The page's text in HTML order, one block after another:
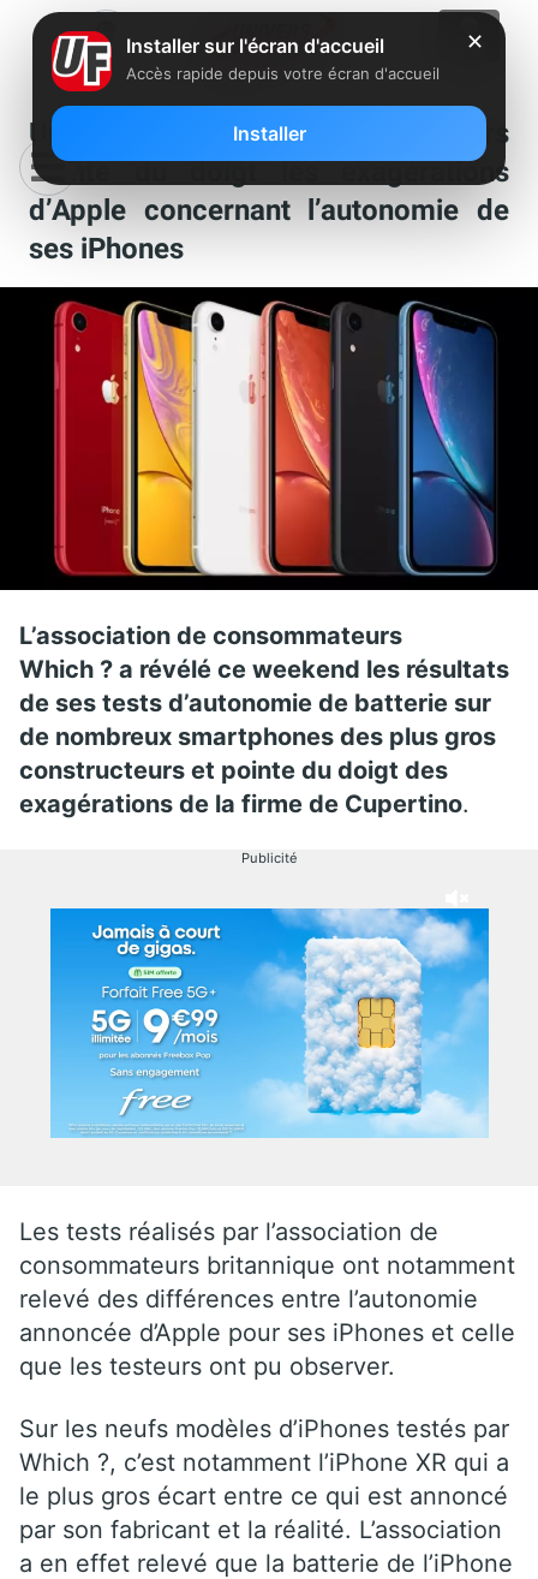
Une association de consommateurs
pointe du doigt les exagérations
d’Apple concernant l’autonomie de
ses iPhones
L’association de consommateurs
Which ? a révélé ce weekend les résultats
de ses tests d’autonomie de batterie sur
de nombreux smartphones des plus gros
constructeurs et pointe du doigt des
exagérations de la firme de Cupertino.
Publicité
Les tests réalisés par l’association de
consommateurs britannique ont notamment
relevé des différences entre l’autonomie
annoncée d’Apple pour ses iPhones et celle
que les testeurs ont pu observer.
Sur les neufs modèles d’iPhones testés par
Which ?, c’est notamment l’iPhone XR qui a
le plus gros écart entre ce qui est annoncé
par son fabricant et la réalité. L’association
a en effet relevé que la batterie de l’iPhone
✕
Installer sur l'écran d'accueil
Accès rapide depuis votre écran d'accueil
Installer